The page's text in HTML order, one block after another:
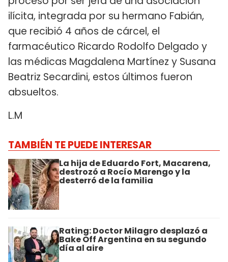
ilícita, integrada por su hermano Fabián,
que recibió 4 años de cárcel, el
farmacéutico Ricardo Rodolfo Delgado y
las médicas Magdalena Martínez y Susana
Beatriz Secardini, estos últimos fueron
absueltos.
L.M
TAMBIÉN TE PUEDE INTERESAR
La hija de Eduardo Fort, Macarena,
destrozó a Rocío Marengo y la
desterró de la familia
Rating: Doctor Milagro desplazó a
Bake Off Argentina en su segundo
día al aire